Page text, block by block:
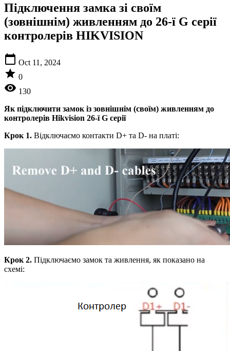
Підключення замка зі своїм
(зовнішнім) живленням до 26-ї G серії
контролерів HIKVISION
calendar_today Oct 11, 2024
star 0
visibility 130
Як підключити замок із зовнішнім (своїм) живленням до
контролерів Hikvision 26-ї G серії
Крок 1. Відключаємо контакти D+ та D- на платі:
Крок 2. Підключаємо замок та живлення, як показано на
схемі: